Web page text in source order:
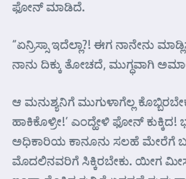
ಫೋನ್ ಮಾಡಿದೆ.
“ಏನ್ರಿಸ್ಸಾ ಇದೆಲ್ಲಾ?! ಈಗ ನಾನೇನು
ನಾನು ದಿಕ್ಕು ತೋಚದೆ, ಮುಗ್ಧವಾಗಿ
ಆ ಮನುಶ್ಯನಿಗೆ ಮುಗುಳಾಗೆಲ್ಲ
ಹಾಕಿಕೊಳ್ರೀ!’ ಎಂದ್ಹೇಳಿ ಫೋನ್ ಕುಕ್ಕಿದ!
ಅಧಿಕಾರಿಯ ಕಾನೂನು ಸಲಹೆ ಮೇರೆಗೆ
ಮೊದಲಿನವರಿಗೆ ಸಿಕ್ಕಿರಬೇಕು. ಯೀಗ